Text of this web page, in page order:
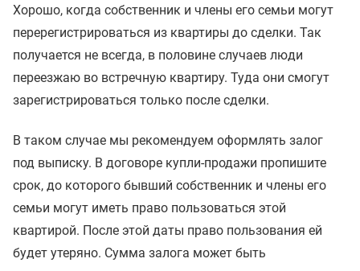
Хорошо, когда собственник и члены его семьи могут
перерегистрироваться из квартиры до сделки. Так
получается не всегда, в половине случаев люди
переезжаю во встречную квартиру. Туда они смогут
зарегистрироваться только после сделки.
В таком случае мы рекомендуем оформлять залог
под выписку. В договоре купли-продажи пропишите
срок, до которого бывший собственник и члены его
семьи могут иметь право пользоваться этой
квартирой. После этой даты право пользования ей
будет утеряно. Сумма залога может быть